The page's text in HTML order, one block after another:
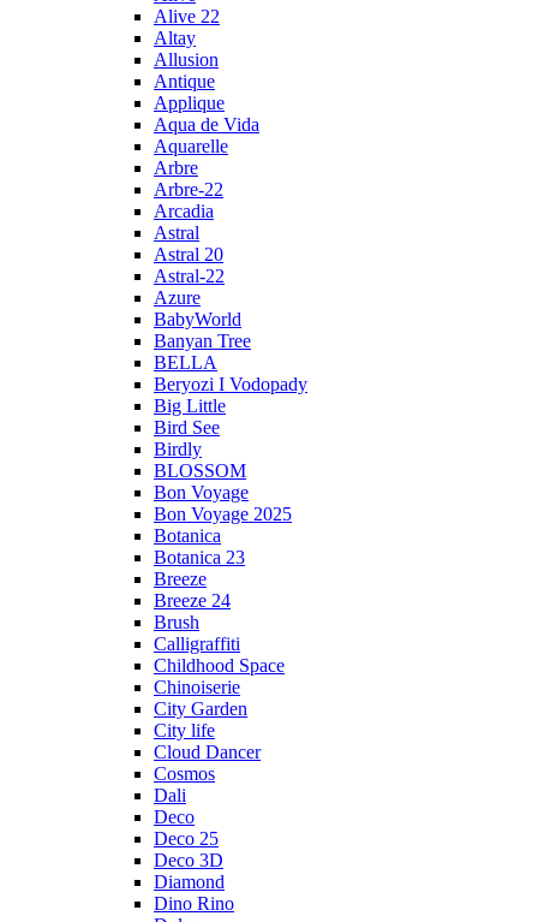
Alive 22
Altay
Allusion
Antique
Applique
Aqua de Vida
Aquarelle
Arbre
Arbre-22
Arcadia
Astral
Astral 20
Astral-22
Azure
BabyWorld
Banyan Tree
BELLA
Beryozi I Vodopady
Big Little
Bird See
Birdly
BLOSSOM
Bon Voyage
Bon Voyage 2025
Botanica
Botanica 23
Breeze
Breeze 24
Brush
Calligraffiti
Childhood Space
Chinoiserie
City Garden
City life
Cloud Dancer
Cosmos
Dali
Deco
Deco 25
Deco 3D
Diamond
Dino Rino